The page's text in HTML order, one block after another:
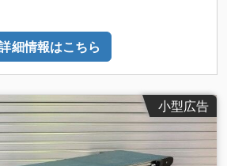
細情報はこちら
小型広告